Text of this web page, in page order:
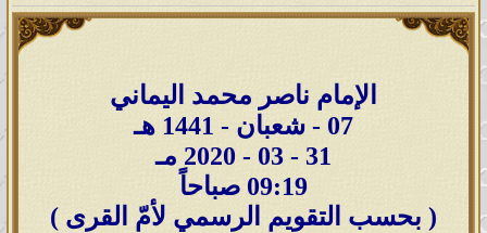
الإمام ناصر محمد اليماني
07 - شعبان - 1441 هـ
31 - 03 - 2020 مـ
09:19 صباحاً
( بحسب التقويم الرسمي لأمّ القرى )